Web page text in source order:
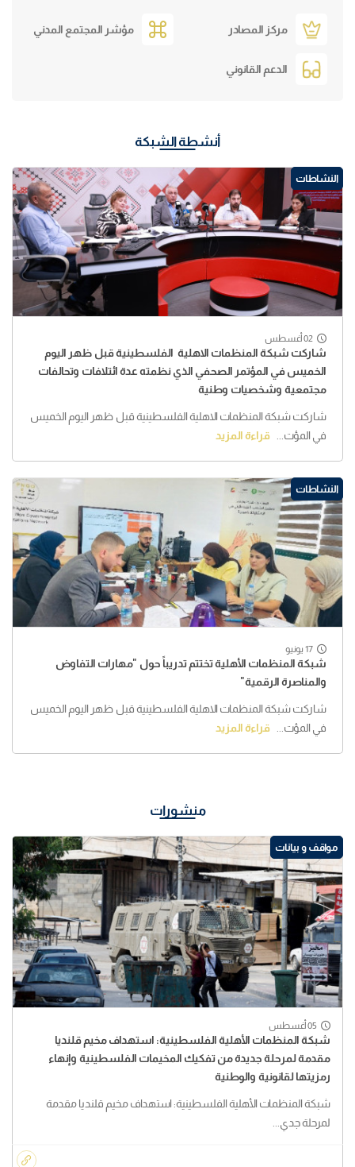
مركز المصادر مؤشر المجتمع المدني
الدعم القانوني
أنشطة الشبكة
02 أغسطس
شاركت شبكة المنظمات الاهلية الفلسطينية قبل ظهر اليوم
الخميس في المؤتمر الصحفي الذي نظمته عدة ائتلافات وتحالفات
مجتمعية وشخصيات وطنية
شاركت شبكة المنظمات الاهلية الفلسطينية قبل ظهر اليوم الخميس
في المؤت...
قراءة المزيد
النشاطات
17 يونيو
شبكة المنظمات الأهلية تختتم تدريباً حول "مهارات التفاوض
والمناصرة الرقمية"
شاركت شبكة المنظمات الاهلية الفلسطينية قبل ظهر اليوم الخميس
في المؤت...
قراءة المزيد
النشاطات
منشورات
05 أغسطس
شبكة المنظمات الأهلية الفلسطينية: استهداف مخيم قلنديا
مقدمة لمرحلة جديدة من تفكيك المخيمات الفلسطينية وإنهاء
رمزيتها لقانونية والوطنية
شبكة المنظمات الأهلية الفلسطينية: استهداف مخيم قلنديا مقدمة
لمرحلة جدي...
مواقف و بيانات